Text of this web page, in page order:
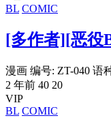
BL COMIC
[多作者][恶役
漫画 编号: ZT-040 语
2 年前 40 20
VIP
BL COMIC